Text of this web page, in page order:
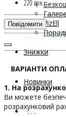
VizEll
Знижки
Новинки
. . .
220 грн.
Повідомити
ВАРІАНТИ
1. На
Ви можете
розрахунковий